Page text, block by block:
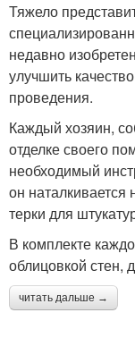
Тяжело
недавно
улучшить
проведения.
Каждый хозяин,
отделке своего
необходимый
он наталкивается
терки для
В комплекте
облицовкой
читать дальше →